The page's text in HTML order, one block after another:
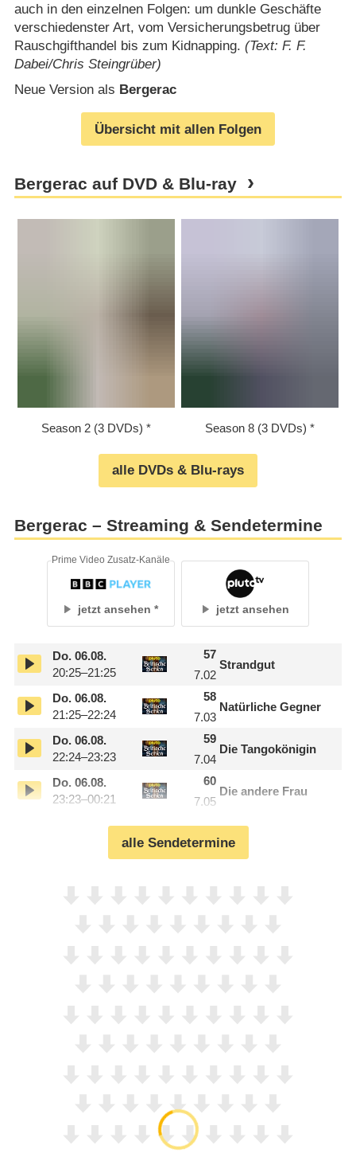
auch in den einzelnen Folgen: um dunkle Geschäfte
verschiedenster Art, vom Versicherungsbetrug über
Rauschgifthandel bis zum Kidnapping. (Text: F. F.
Dabei/Chris Steingrüber)
Neue Version als Bergerac
Übersicht mit allen Folgen
Bergerac auf DVD & Blu-ray
Season 2 (3 DVDs) Season 8 (3 DVDs)
alle DVDs & Blu-rays
Bergerac – Streaming & Sendetermine
jetzt ansehen
Prime Video Zusatz-Kanäle
jetzt ansehen
Do.06.08.
20:25–21:25
57
7.02
Strandgut
Do.06.08.
21:25–22:24
58
7.03
Natürliche Gegner
Do.06.08.
22:24–23:23
59
7.04
Die Tangokönigin
Do. 06.08.
23:23–00:21
60
7.05
Die andere Frau
alle Sendetermine